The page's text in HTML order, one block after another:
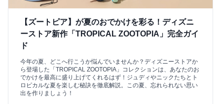
【ズートピア】が夏のおでかけを彩る！ディズニ
ーストア新作「TROPICAL ZOOTOPIA」完全ガイ
ド
今年の夏、どこへ行こうか悩んでいませんか？ディズニーストアか
ら登場した「TROPICAL ZOOTOPIA」コレクションは、あなたのお
でかけを最高に盛り上げてくれるはず！ジュディやニックたちとト
ロピカルな夏を楽しむ秘訣を徹底解説。この夏、忘れられない思い
出を作りましょう！